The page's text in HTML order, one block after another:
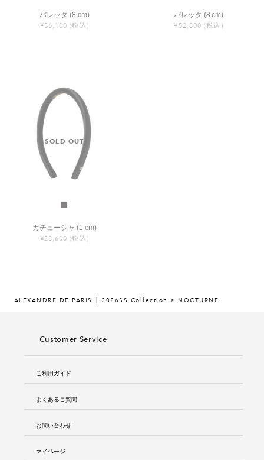
バレッタ (8 cm)
¥56,100 (税込)
バレッタ (8 cm)
¥52,800 (税込)
カチューシャ (1 cm)
¥28,600 (税込)
ALEXANDRE DE PARIS 2026SS Collection > NOCTURNE
Customer Service
ご利用ガイド
よくあるご質問
お問い合わせ
マイページ